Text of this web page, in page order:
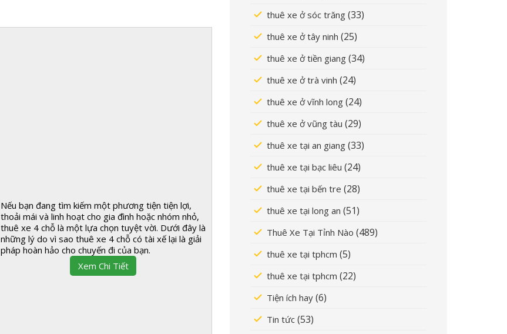
Nếu bạn đang tìm kiếm một phương tiện tiện lợi,
thoải mái và linh hoạt cho gia đình hoặc nhóm nhỏ,
thuê xe 4 chỗ là một lựa chọn tuyệt vời. Dưới đây là
những lý do vì sao thuê xe 4 chỗ có tài xế lại là giải
pháp hoàn hảo cho chuyến đi của bạn.
Xem Chi Tiết
thuê xe ở sóc trăng (33)
thuê xe ở tây ninh (25)
thuê xe ở tiền giang (34)
thuê xe ở trà vinh (24)
thuê xe ở vĩnh long (24)
thuê xe ở vũng tàu (29)
thuê xe tại an giang (33)
thuê xe tại bạc liêu (24)
thuê xe tại bến tre (28)
thuê xe tại long an (51)
Thuê Xe Tại Tỉnh Nào (489)
thuê xe tại tphcm (5)
thuê xe tại tphcm (22)
Tiện ích hay (6)
Tin tức (53)